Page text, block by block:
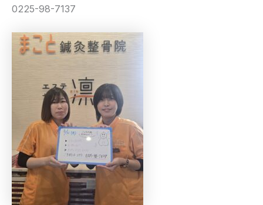
0225-98-7137